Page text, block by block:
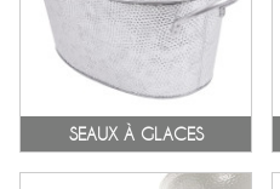
SEAUX À GLACES